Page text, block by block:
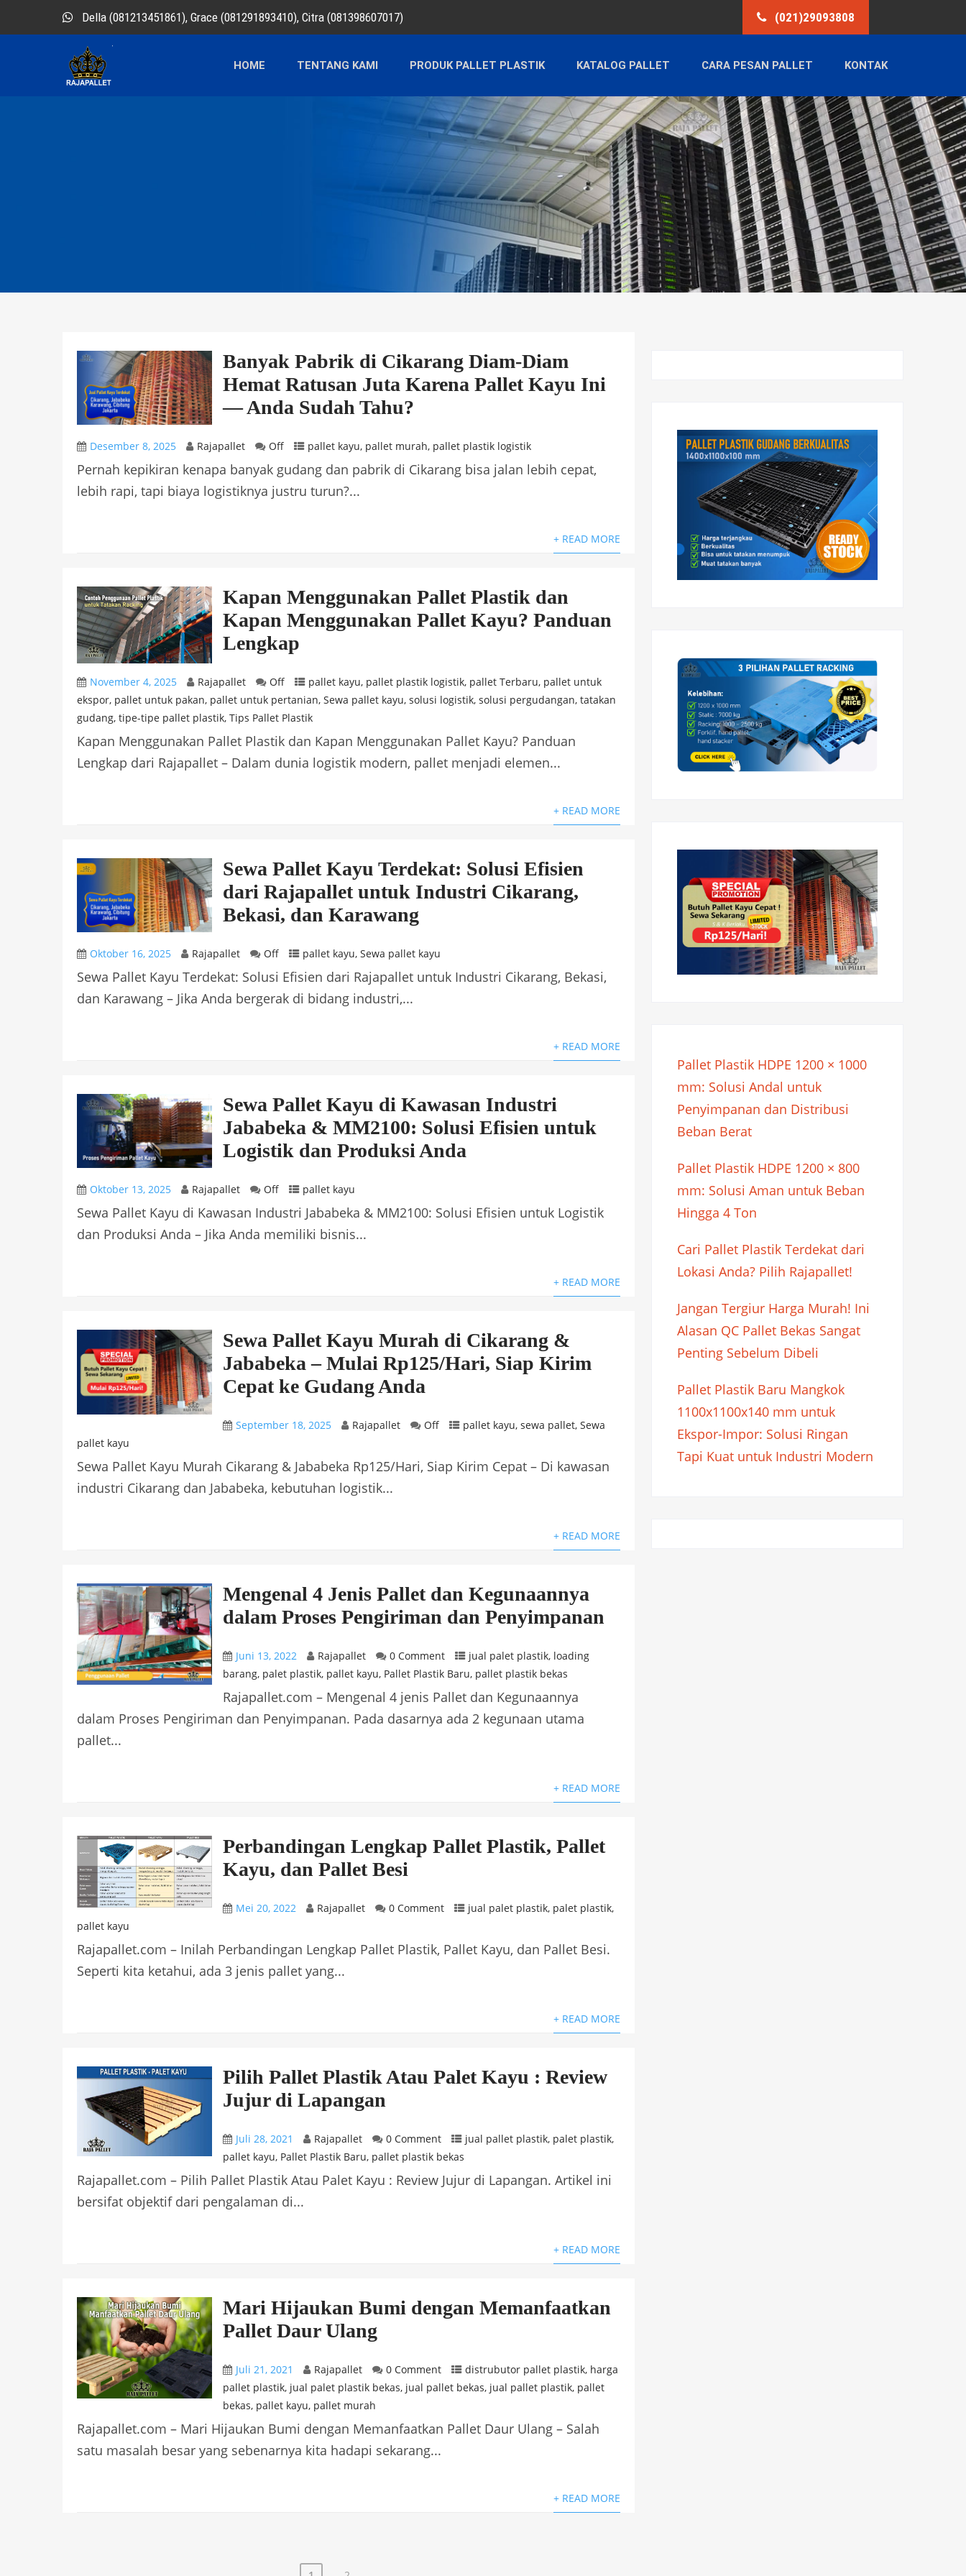
Della (081213451861), Grace (081291893410), Citra (081398607017) (021)29093808
HOME TENTANG KAMI PRODUK PALLET PLASTIK KATALOG PALLET CARA PESAN PALLET KONTAK
Banyak Pabrik di Cikarang Diam-Diam
Hemat Ratusan Juta Karena Pallet Kayu Ini
— Anda Sudah Tahu?
Desember 8, 2025 Rajapallet Off pallet kayu, pallet murah, pallet plastik logistik
Pernah kepikiran kenapa banyak gudang dan pabrik di Cikarang bisa jalan lebih cepat,
lebih rapi, tapi biaya logistiknya justru turun?...
+ READ MORE
Kapan Menggunakan Pallet Plastik dan
Kapan Menggunakan Pallet Kayu? Panduan
Lengkap
November 4, 2025 Rajapallet Off pallet kayu, pallet plastik logistik, pallet Terbaru, pallet untuk
ekspor, pallet untuk pakan, pallet untuk pertanian, Sewa pallet kayu, solusi logistik, solusi pergudangan, tatakan
gudang, tipe-tipe pallet plastik, Tips Pallet Plastik
Kapan Menggunakan Pallet Plastik dan Kapan Menggunakan Pallet Kayu? Panduan
Lengkap dari Rajapallet – Dalam dunia logistik modern, pallet menjadi elemen...
+ READ MORE
Sewa Pallet Kayu Terdekat: Solusi Efisien
dari Rajapallet untuk Industri Cikarang,
Bekasi, dan Karawang
Oktober 16, 2025 Rajapallet Off pallet kayu, Sewa pallet kayu
Sewa Pallet Kayu Terdekat: Solusi Efisien dari Rajapallet untuk Industri Cikarang, Bekasi,
dan Karawang – Jika Anda bergerak di bidang industri,...
+ READ MORE
Sewa Pallet Kayu di Kawasan Industri
Jababeka & MM2100: Solusi Efisien untuk
Logistik dan Produksi Anda
Oktober 13, 2025 Rajapallet Off pallet kayu
Sewa Pallet Kayu di Kawasan Industri Jababeka & MM2100: Solusi Efisien untuk Logistik
dan Produksi Anda – Jika Anda memiliki bisnis...
+ READ MORE
Sewa Pallet Kayu Murah di Cikarang &
Jababeka – Mulai Rp125/Hari, Siap Kirim
Cepat ke Gudang Anda
September 18, 2025 Rajapallet Off pallet kayu,sewa pallet,Sewa
pallet kayu
Sewa Pallet Kayu Murah Cikarang & Jababeka Rp125/Hari, Siap Kirim Cepat – Di kawasan
industri Cikarang dan Jababeka, kebutuhan logistik...
+ READ MORE
Mengenal 4 Jenis Pallet dan Kegunaannya
dalam Proses Pengiriman dan Penyimpanan
Juni 13, 2022 Rajapallet 0 Comment jual palet plastik, loading
barang, palet plastik, pallet kayu, Pallet Plastik Baru, pallet plastik bekas
Rajapallet.com – Mengenal 4 jenis Pallet dan Kegunaannya
dalam Proses Pengiriman dan Penyimpanan. Pada dasarnya ada 2 kegunaan utama
pallet...
+ READ MORE
Perbandingan Lengkap Pallet Plastik, Pallet
Kayu, dan Pallet Besi
Mei 20, 2022 Rajapallet 0 Comment jual palet plastik, palet plastik,
pallet kayu
Rajapallet.com – Inilah Perbandingan Lengkap Pallet Plastik, Pallet Kayu, dan Pallet Besi.
Seperti kita ketahui, ada 3 jenis pallet yang...
+ READ MORE
Pilih Pallet Plastik Atau Palet Kayu : Review
Jujur di Lapangan
Juli 28, 2021 Rajapallet 0 Comment jual pallet plastik, palet plastik,
pallet kayu, Pallet Plastik Baru, pallet plastik bekas
Rajapallet.com – Pilih Pallet Plastik Atau Palet Kayu : Review Jujur di Lapangan. Artikel ini
bersifat objektif dari pengalaman di...
+ READ MORE
Mari Hijaukan Bumi dengan Memanfaatkan
Pallet Daur Ulang
Juli 21, 2021 Rajapallet 0 Comment distrubutor pallet plastik, harga
pallet plastik, jual palet plastik bekas, jual pallet bekas, jual pallet plastik, pallet
bekas, pallet kayu, pallet murah
Rajapallet.com – Mari Hijaukan Bumi dengan Memanfaatkan Pallet Daur Ulang – Salah
satu masalah besar yang sebenarnya kita hadapi sekarang...
+ READ MORE
Pallet Plastik HDPE 1200 × 1000
mm: Solusi Andal untuk
Penyimpanan dan Distribusi
Beban Berat
Pallet Plastik HDPE 1200 × 800
mm: Solusi Aman untuk Beban
Hingga 4 Ton
Cari Pallet Plastik Terdekat dari
Lokasi Anda? Pilih Rajapallet!
Jangan Tergiur Harga Murah! Ini
Alasan QC Pallet Bekas Sangat
Penting Sebelum Dibeli
Pallet Plastik Baru Mangkok
1100x1100x140 mm untuk
Ekspor-Impor: Solusi Ringan
Tapi Kuat untuk Industri Modern